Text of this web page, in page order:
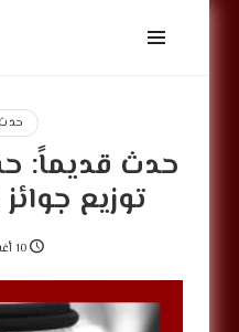
حدث قديماً:
توزيع
10 أغسطس, 2022